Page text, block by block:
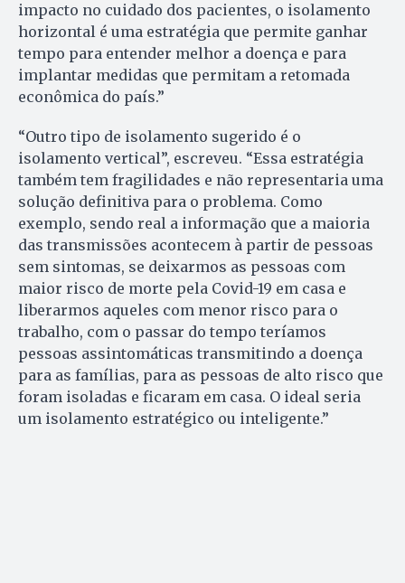
impacto no cuidado dos pacientes, o isolamento
horizontal é uma estratégia que permite ganhar
tempo para entender melhor a doença e para
implantar medidas que permitam a retomada
econômica do país.”
“Outro tipo de isolamento sugerido é o
isolamento vertical”, escreveu. “Essa estratégia
também tem fragilidades e não representaria uma
solução definitiva para o problema. Como
exemplo, sendo real a informação que a maioria
das transmissões acontecem à partir de pessoas
sem sintomas, se deixarmos as pessoas com
maior risco de morte pela Covid-19 em casa e
liberarmos aqueles com menor risco para o
trabalho, com o passar do tempo teríamos
pessoas assintomáticas transmitindo a doença
para as famílias, para as pessoas de alto risco que
foram isoladas e ficaram em casa. O ideal seria
um isolamento estratégico ou inteligente.”